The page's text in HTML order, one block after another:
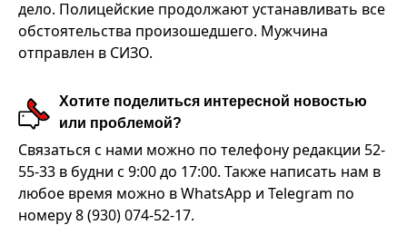
дело. Полицейские продолжают устанавливать все
обстоятельства произошедшего. Мужчина
отправлен в СИЗО.
Хотите поделиться интересной новостью
или проблемой?
Связаться с нами можно по телефону редакции 52-
55-33 в будни с 9:00 до 17:00. Также написать нам в
любое время можно в WhatsApp и Telegram по
номеру 8 (930) 074-52-17.